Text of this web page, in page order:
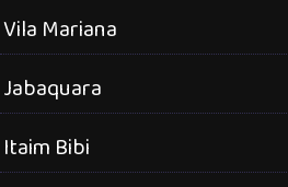
Vila Mariana
Jabaquara
Itaim Bibi